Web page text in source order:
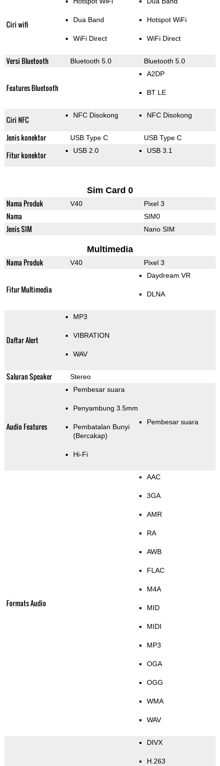
Ciri wifi Dua Band
WiFi Direct
Hotspot WiFi
WiFi Direct
Versi Bluetooth Bluetooth 5.0 Bluetooth 5.0
Features Bluetooth
A2DP
BT LE
Ciri NFC NFC Disokong NFC Disokong
Jenis konektor USB Type C USB Type C
Fitur konektor USB 2.0 USB 3.1
Sim Card 0
Nama Produk V40 Pixel 3
Nama SIM0
Jenis SIM Nano SIM
Multimedia
Nama Produk V40 Pixel 3
Fitur Multimedia
Daydream VR
DLNA
Daftar Alert
MP3
VIBRATION
WAV
Saluran Speaker Stereo
Audio Features
Pembesar suara
Penyambung 3.5mm
Pembatalan Bunyi
(Bercakap)
Hi-Fi
Pembesar suara
Formats Audio
AAC
3GA
AMR
RA
AWB
FLAC
M4A
MID
MIDI
MP3
OGA
OGG
WMA
WAV
DIVX
H.263